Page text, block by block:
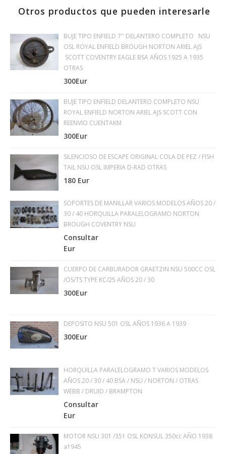
Otros productos que pueden interesarle
BUJE TIPO ENFIELD 7'' DELANTERO COMPLETO NSU
OSL ROYAL ENFIELD BROUGH NORTON ARIEL AJS
SCOTT COVENTRY EAGLE BSA AÑOS 1925 A 1935
OTRAS
300Eur
BUJE TIPO ENFIELD DELANTERO COMPLETO NSU
ROYAL ENFIELD NORTON ARIEL AJS SCOTT CON
REENVIO CUENTAKM
300Eur
SILENCIOSO DE ESCAPE ORIGINAL COLA DE PEZ / FISH
TAIL NSU OSL IMPERIA D-RAD OTRAS
180 Eur
SOPORTES DE MANILLAR VARIOS MODELOS AÑOS 20 /
30 / 40 HORQUILLA PARALELOGRAMO NORTON
BROUGH COVENTRY NSU
Consultar
Eur
CUERPO DE CARBURADOR GRAETZIN NSU 500CC OSL
/OS/TS TYPE KC/25 AÑOS 20 / 30
300Eur
DEPOSITO NSU 501 OSL AÑOS 1936 A 1939
300Eur
HORQUILLA PARALELOGRAMO T VARIOS MODELOS
AÑOS 20 / 30 / 40 BSA / NSU / NORTON / OTRAS
WEBB / DRUID / BRAMPTON
Consultar
Eur
MOTOR NSU 301 /351 OSL KONSUL 350cc AÑO 1938
a1945